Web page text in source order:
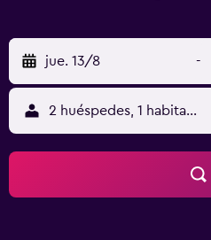
ocio y esparcimiento en este
una piscina al aire libre, sauna
horas. Se pueden practicar
esparcimiento que se indican
instalaciones o cerca del
aplique un recargo).
jue. 13/8 -
2 huéspedes, 1 habitación